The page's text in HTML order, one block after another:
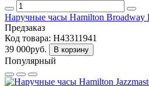
Наручные часы Hamilton Broadway
Предзаказ
Код товара: H43311941
39 000руб.
В корзину
Популярный